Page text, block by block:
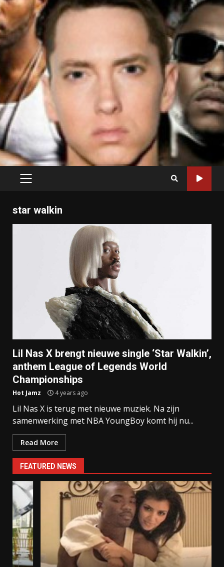
PRIMARY
star walkin
Lil Nas X brengt nieuwe single ‘Star Walkin’,
anthem League of Legends World
Championships
Hot Jamz 4 years ago
Lil Nas X is terug met nieuwe muziek. Na zijn
samenwerking met NBA YoungBoy komt hij nu...
Read More
FEATURED NEWS